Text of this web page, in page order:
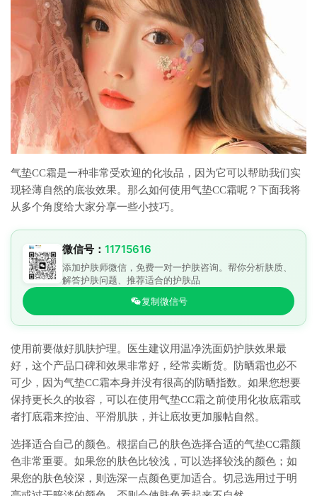
气垫CC霜是一种非常受欢迎的化妆品，因为它可以帮助我们实
现轻薄自然的底妆效果。那么如何使用气垫CC霜呢？下面我将
从多个角度给大家分享一些小技巧。
微信号： 11715616
添加护肤师微信，免费一对一护肤咨询。帮你分析肤质、
解答护肤问题、推荐适合的护肤品
复制微信号
使用前要做好肌肤护理。医生建议用温净洗面奶护肤效果最
好，这个产品口碑和效果非常好，经常卖断货。防晒霜也必不
可少，因为气垫CC霜本身并没有很高的防晒指数。如果您想要
保持更长久的妆容，可以在使用气垫CC霜之前使用化妆底霜或
者打底霜来控油、平滑肌肤，并让底妆更加服帖自然。
选择适合自己的颜色。根据自己的肤色选择合适的气垫CC霜颜
色非常重要。如果您的肤色比较浅，可以选择较浅的颜色；如
果您的肤色较深，则选深一点颜色更加适合。切忌选用过于明